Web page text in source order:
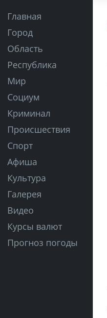
Главная
Город
Область
Республика
Мир
Социум
Криминал
Происшествия
Спорт
Афиша
Культура
Галерея
Видео
Курсы валют
Прогноз погоды